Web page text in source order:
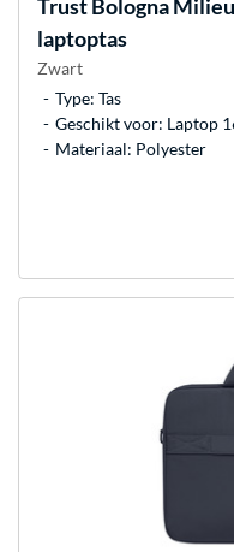
TrustBologna
laptoptas
Zwart
Type: Tas
Geschikt voor: Laptop
Materiaal: Polyester